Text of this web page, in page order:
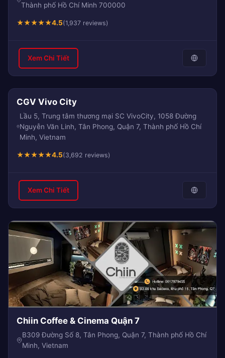
Thành phố Hồ Chí Minh 700000
★★★★★4.5(1,937 reviews)
Xem Chi Tiết
CGV Vivo City
Lầu 5, Trung tâm thương mại SC VivoCity, 1058 Đường
Nguyễn Văn Linh, Tân Phong, Quận 7, Thành phố Hồ Chí
Minh, Vietnam
★★★★★4.5(3,692 reviews)
Xem Chi Tiết
Chiin Coffee & Cinema Quận 7
B309 Đường Số 8, Tân Phong, Quận 7, Thành phố Hồ Chí
Minh, Vietnam